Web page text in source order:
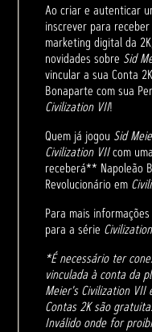
Ao criar e autenticar
inscrever para
marketing digital da
novidades sobre Sid
vincular a sua Conta
Bonaparte com sua
Civilization VII!
Quem já jogou Sid
Civilization VIIcom
receberá** Napoleão
Revolucionário em
Para mais
para a série Civilization
*É necessário ter
vinculada à conta da
Meier's Civilization VII
Contas 2K são
Inválido onde for